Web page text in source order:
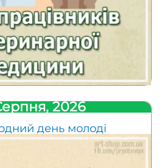
2026
день молоді